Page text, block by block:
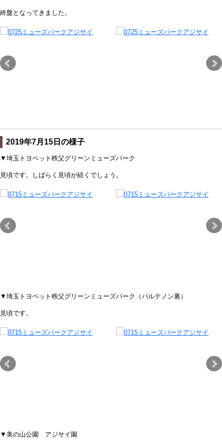
終盤となってきました。
2019年7月15日の様子
▼埼玉トヨペット秩父グリーンミューズパーク
見頃です。しばらく見頃が続くでしょう。
▼埼玉トヨペット秩父グリーンミューズパーク（パルテノン裏）
見頃です。
▼美の山公園 アジサイ園